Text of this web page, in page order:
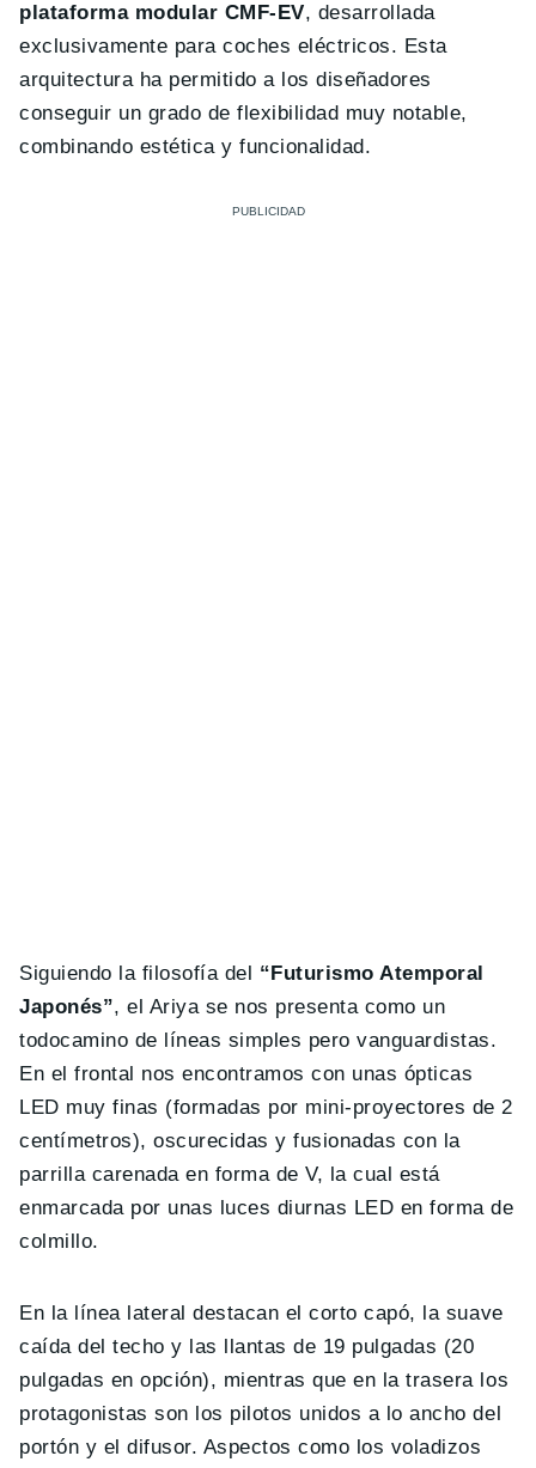
plataforma modular CMF-EV, desarrollada
exclusivamente para coches eléctricos. Esta
arquitectura ha permitido a los diseñadores
conseguir un grado de flexibilidad muy notable,
combinando estética y funcionalidad.
Siguiendo la filosofía del “Futurismo Atemporal
Japonés”, el Ariya se nos presenta como un
todocamino de líneas simples pero vanguardistas.
En el frontal nos encontramos con unas ópticas
LED muy finas (formadas por mini-proyectores de 2
centímetros), oscurecidas y fusionadas con la
parrilla carenada en forma de V, la cual está
enmarcada por unas luces diurnas LED en forma de
colmillo.
En la línea lateral destacan el corto capó, la suave
caída del techo y las llantas de 19 pulgadas (20
pulgadas en opción), mientras que en la trasera los
protagonistas son los pilotos unidos a lo ancho del
portón y el difusor. Aspectos como los voladizos